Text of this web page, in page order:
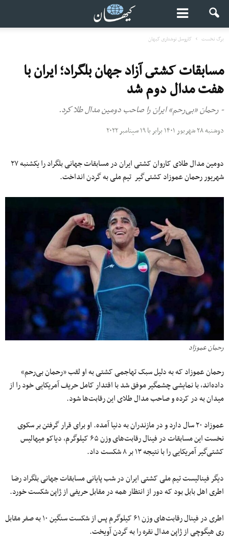
برگ نخست کاروسل نوشتاری کیهان
مسابقات کشتى آزاد جهان بلگراد؛ ایران با
هفت مدال دوم شد
- رحمان «بی‌رحم» ایران را صاحب دومین مدال طلا كرد.
دوشنبه ۲۸ شهریور ۱۴۰۱ برابر با ۱۹ سپتامبر ۲۰۲۲
دومین مدال طلای کاروان کشتی ایران در مسابقات جهانی بلگراد را یکشنبه ۲۷
شهریور رحمان عموزاد کشتى‌گیر تیم ملی به گردن انداخت.
رحمان عموزاد
رحمان عموزاد که به دلیل سبک تهاجمی کشتی به او لقب «رحمان بی‌رحم»
داده‌اند، با نمایشی چشمگیر موفق شد با اقتدار کامل حریف آمریکایی خود را از
میدان به در کرده و صاحب مدال طلاى این رقابت‌ها شود.
عموزاد ٢٠ سال دارد و در مازندران به دنیا آمده. او برای قرار گرفتن بر سکوی
نخست این مسابقات در فینال رقابت‌های وزن ۶۵ کیلوگرم، دیاکو میهالیس
کشتی‌گیر آمریکایی را با نتیجه ۱۳ بر ۸ شکست داد.
دیگر فینالیست تیم ملی کشتی ایران در شب پایانی مسابقات جهانی بلگراد رضا
اطری اهل بابل بود که دور از انتظار همه در مقابل حریفی از ژاپن شکست خورد.
اطرى در فینال رقابت‌های وزن ۶۱ کیلوگرم پس از شکست سنگین ۱۰ به صفر مقابل
ری هیگوچی از ژاپن مدال نقره را به گردن آویخت.